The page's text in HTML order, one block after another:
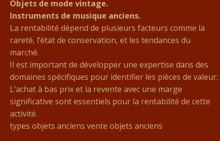
Objets de mode vintage.
Instruments de musique anciens.
La rentabilité dépend de plusieurs facteurs comme la
rareté, l’état de conservation, et les tendances du
marché.
Il est important de développer une expertise dans des
domaines spécifiques pour identifier les pièces de valeur.
L’achat à bas prix et la revente avec une marge
significative sont essentiels pour la rentabilité de cette
activité.
types objets anciens vente objets anciens